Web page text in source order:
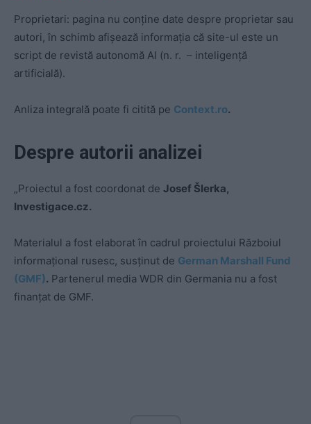
Proprietari: pagina nu conține date despre proprietar sau
autori, în schimb afișează informația că site-ul este un
script de revistă autonomă AI (n. r. – inteligență
artificială).
Anliza integrală poate fi citită pe Context.ro.
Despre autorii analizei
„Proiectul a fost coordonat de Josef Šlerka,
Investigace.cz.
Materialul a fost elaborat în cadrul proiectului Războiul
informațional rusesc, susținut de German Marshall Fund
(GMF). Partenerul media WDR din Germania nu a fost
finanțat de GMF.